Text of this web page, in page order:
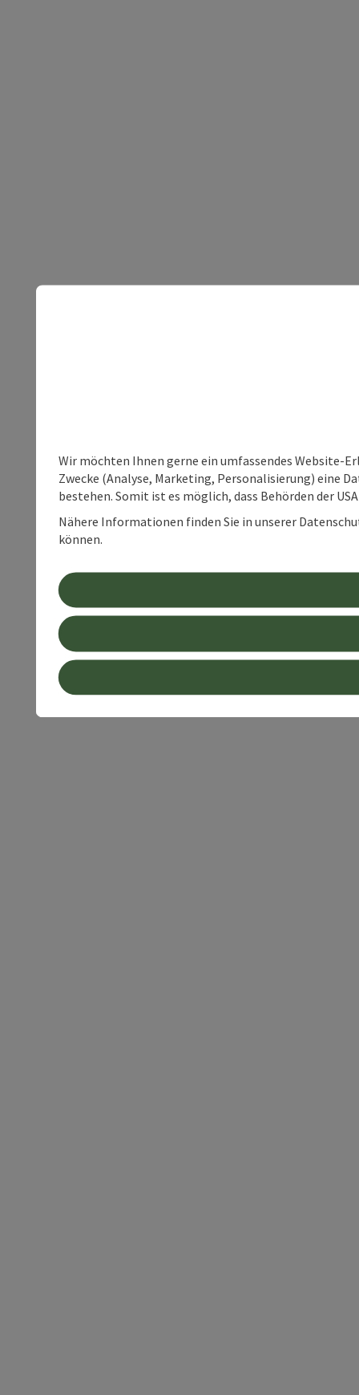
Wir möchten Ihnen gerne ein umfassendes Website-
Zwecke (Analyse, Marketing, Personalisierung) eine
bestehen. Somit ist es möglich, dass Behörden der
Nähere Informationen finden Sie in unserer
können.